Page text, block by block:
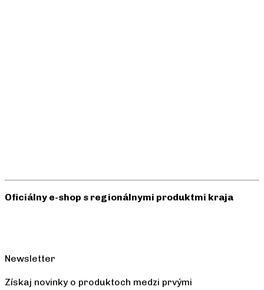
Oficiálny e-shop s regionálnymi produktmi kraja
Newsletter
Získaj novinky o produktoch medzi prvými